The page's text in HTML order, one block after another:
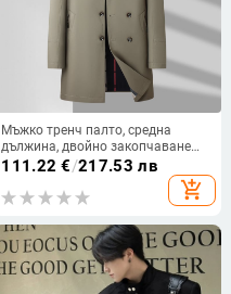
Мъжко тренч палто, средна
дължина, двойно закопчаване
със сако яка, свободна кройка,
полиестерна материя с подплата
от полиестер
111.22 €/217.53 лв
add_shopping_cart